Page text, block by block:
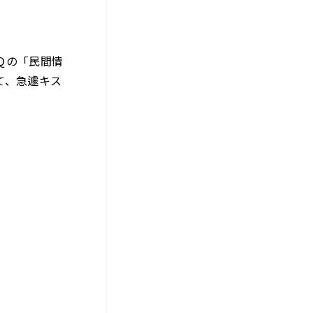
の「民間情
急遽キス